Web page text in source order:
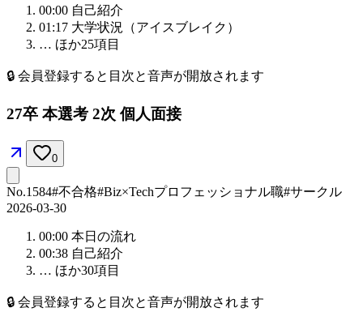
00:00 自己紹介
01:17 大学状況（アイスブレイク）
… ほか25項目
🔒 会員登録すると目次と音声が開放されます
27卒 本選考 2次 個人面接
0
No.1584#不合格#Biz×Techプロフェッショナル職#サークル
2026-03-30
00:00 本日の流れ
00:38 自己紹介
… ほか30項目
🔒 会員登録すると目次と音声が開放されます